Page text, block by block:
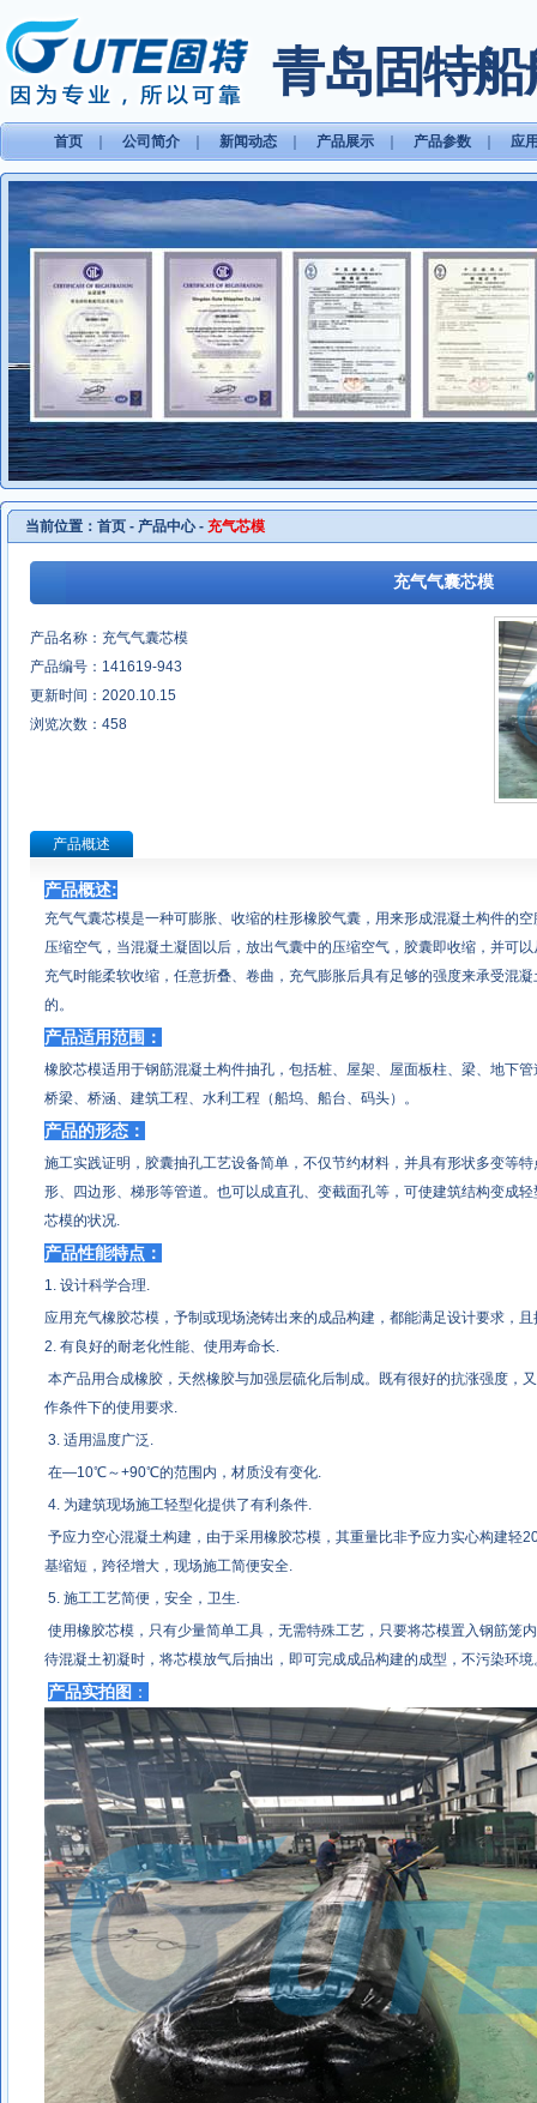
青岛固特
首页 公司简介 新闻动态 产品展示 产品参数 应
当前位置： 首页 - 产品中心- 充气芯模
充气气囊芯模
产品名称：充气气囊芯模
产品编号：141619-943
更新时间：2020.10.15
浏览次数： 458
产品概述
产品概述:
充气气囊芯模是一种可膨胀、收缩的柱形橡胶气囊，用来形成混凝土构件的
压缩空气，当混凝土凝固以后，放出气囊中的压缩空气，胶囊即收缩，并可
充气时能柔软收缩，任意折叠、卷曲，充气膨胀后具有足够的强度来承受混
的。
产品适用范围：
橡胶芯模适用于钢筋混凝土构件抽孔，包括桩、屋架、屋面板柱、梁、地下
桥梁、桥涵、建筑工程、水利工程（船坞、船台、码头）。
产品的形态：
施工实践证明，胶囊抽孔工艺设备简单，不仅节约材料，并具有形状多变等
形、四边形、梯形等管道。也可以成直孔、变截面孔等，可使建筑结构变成
芯模的状况.
产品性能特点：
1. 设计科学合理.
应用充气橡胶芯模，予制或现场浇铸出来的成品构建，都能满足设计要求，
2. 有良好的耐老化性能、使用寿命长.
本产品用合成橡胶，天然橡胶与加强层硫化后制成。既有很好的抗涨强度，
作条件下的使用要求.
3. 适用温度广泛.
在—10℃～+90℃的范围内，材质没有变化.
4. 为建筑现场施工轻型化提供了有利条件.
予应力空心混凝土构建，由于采用橡胶芯模，其重量比非予应力实心构建轻
基缩短，跨径增大，现场施工简便安全.
5. 施工工艺简便，安全，卫生.
使用橡胶芯模，只有少量简单工具，无需特殊工艺，只要将芯模置入钢筋笼
待混凝土初凝时，将芯模放气后抽出，即可完成成品构建的成型，不污染环境
产品实拍图 ：